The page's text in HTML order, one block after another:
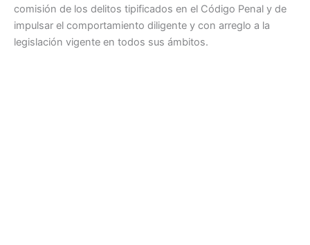
comisión de los delitos tipificados en el Código Penal y de
impulsar el comportamiento diligente y con arreglo a la
legislación vigente en todos sus ámbitos.